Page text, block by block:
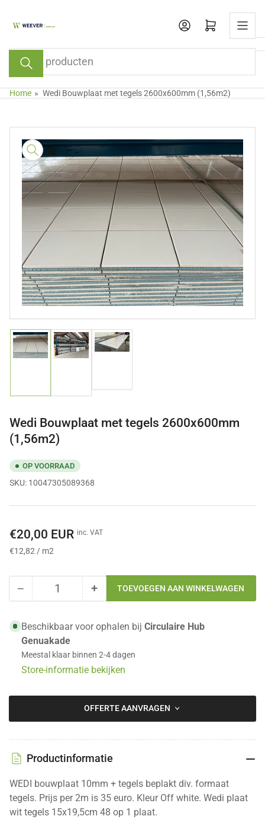
naar
content
Zoek
producten
AanmeldenMini-winkelwagen openen
Home » Wedi Bouwplaat met tegels 2600x600mm (1,56m2)
naar
productinformatie
dialoogvenster
in
Wedi Bouwplaat met tegels 2600x600mm
(1,56m2)
OP VOORRAAD
SKU: 10047305089368
Normale
€20,00 EUR inc. VAT
Prijs
eenheid
€12,82 / per
m2
− Hoeveelheid
Wedi
Bouwplaat
met
tegels
2600x600mm
Hoeveelheid +Hoeveelheid
Wedi
Bouwplaat
met
tegels
2600x600mm
verhogen
TOEVOEGEN AAN WINKELWAGEN
Beschikbaar voor ophalen bij Circulaire Hub
Genuakade
Meestal klaar binnen 2-4 dagen
Store-informatie bekijken
OFFERTE AANVRAGEN
Productinformatie
WEDI bouwplaat 10mm + tegels beplakt div. formaat
tegels. Prijs per 2m is 35 euro. Kleur Off white. Wedi plaat
wit tegels 15x19,5cm 48 op 1 plaat.